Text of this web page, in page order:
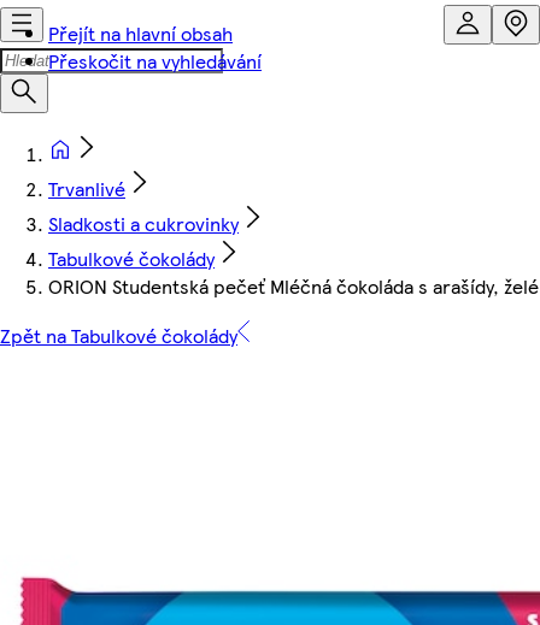
Přejít na hlavní obsah
Přeskočit na vyhledávání
Trvanlivé
Sladkosti a cukrovinky
Tabulkové čokolády
ORION Studentská pečeť Mléčná čokoláda s arašídy,
Zpět na Tabulkové čokolády